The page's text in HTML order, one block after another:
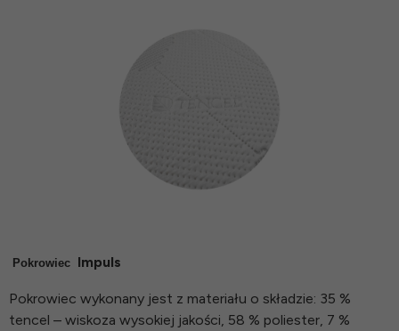
Pokrowiec Impuls
Pokrowiec wykonany jest z materiału o składzie: 35 %
tencel – wiskoza wysokiej jakości, 58 % poliester, 7 %